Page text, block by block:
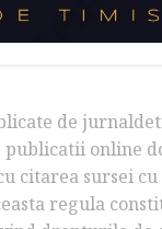
de
online
citarea sursei
regula